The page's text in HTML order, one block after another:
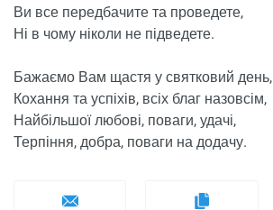
Ви все передбачите та проведете,
Ні в чому ніколи не підведете.
Бажаємо Вам щастя у святковий день,
Кохання та успіхів, всіх благ назовсім,
Найбільшої любові, поваги, удачі,
Терпіння, добра, поваги на додачу.